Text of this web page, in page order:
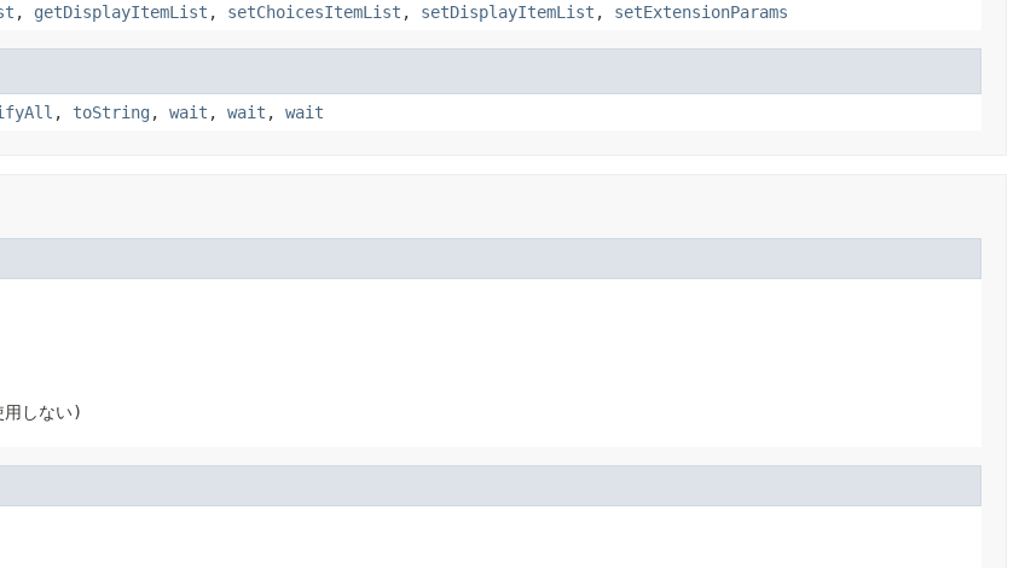
, getDisplayItemList , setChoicesItemList , setDisplayItemList , setExtensionParams
, toString , wait , wait , wait
しない)